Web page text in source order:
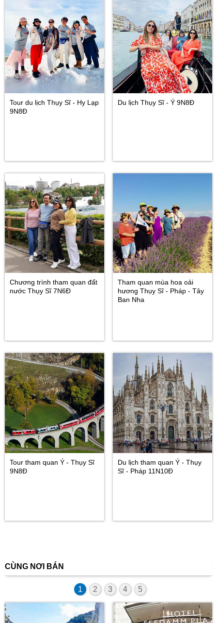
Tour du lịch Thụy Sĩ - Hy Lạp
9N8Đ
Du lịch Thụy Sĩ - Ý 9N8Đ
Chương trình tham quan đất
nước Thụy Sĩ 7N6Đ
Tham quan mùa hoa oải
hương Thụy Sĩ - Pháp - Tây
Ban Nha
Tour tham quan Ý - Thụy Sĩ
9N8Đ
Du lịch tham quan Ý - Thụy
Sĩ - Pháp 11N10Đ
CÙNG NƠI BÁN
1 2 3 4 5